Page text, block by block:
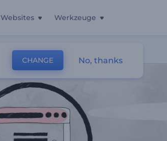
Websites Werkzeuge
CHANGE No, thanks